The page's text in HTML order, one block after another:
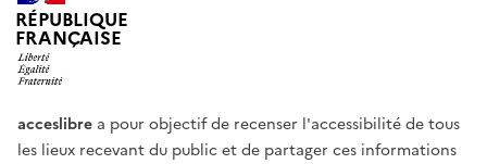
RÉPUBLIQUE
FRANÇAISE
acceslibre a pour objectif de recenser l'accessibilité de tous
les lieux recevant du public et de partager ces informations